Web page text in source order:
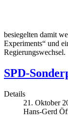
besiegelten damit
Experiments“ und
Regierungswechsel.
SPD-
Details
21. Oktober
Hans-Gerd